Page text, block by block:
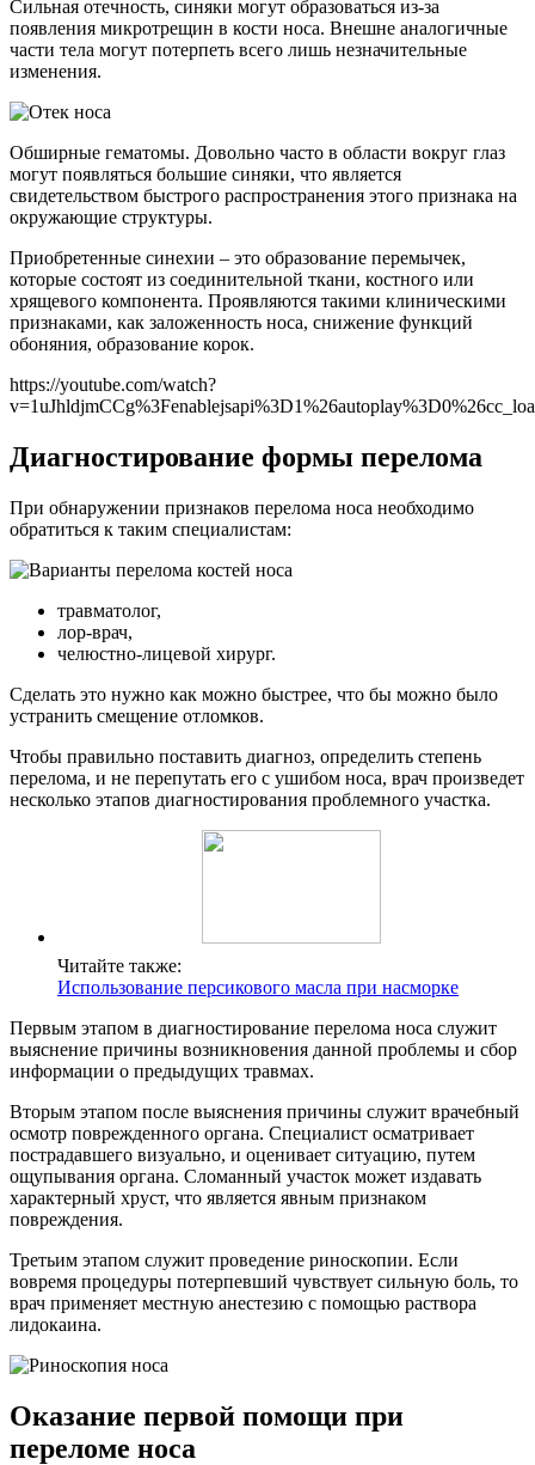
Сильная отечность, синяки могут образоваться из-за
появления микротрещин в кости носа. Внешне аналогичные
части тела могут потерпеть всего лишь незначительные
изменения.
Обширные гематомы. Довольно часто в области вокруг глаз
могут появляться большие синяки, что является
свидетельством быстрого распространения этого признака на
окружающие структуры.
Приобретенные синехии – это образование перемычек,
которые состоят из соединительной ткани, костного или
хрящевого компонента. Проявляются такими клиническими
признаками, как заложенность носа, снижение функций
обоняния, образование корок.
https://youtube.com/watch?
Диагностирование формы перелома
При обнаружении признаков перелома носа необходимо
обратиться к таким специалистам:
травматолог,
лор-врач,
челюстно-лицевой хирург.
Сделать это нужно как можно быстрее, что бы можно было
устранить смещение отломков.
Чтобы правильно поставить диагноз, определить степень
перелома, и не перепутать его с ушибом носа, врач произведет
несколько этапов диагностирования проблемного участка.
Читайте также:
Использование персикового масла при насморке
Первым этапом в диагностирование перелома носа служит
выяснение причины возникновения данной проблемы и сбор
информации о предыдущих травмах.
Вторым этапом после выяснения причины служит врачебный
осмотр поврежденного органа. Специалист осматривает
пострадавшего визуально, и оценивает ситуацию, путем
ощупывания органа. Сломанный участок может издавать
характерный хруст, что является явным признаком
повреждения.
Третьим этапом служит проведение риноскопии. Если
вовремя процедуры потерпевший чувствует сильную боль, то
врач применяет местную анестезию с помощью раствора
лидокаина.
Оказание первой помощи при
переломе носа